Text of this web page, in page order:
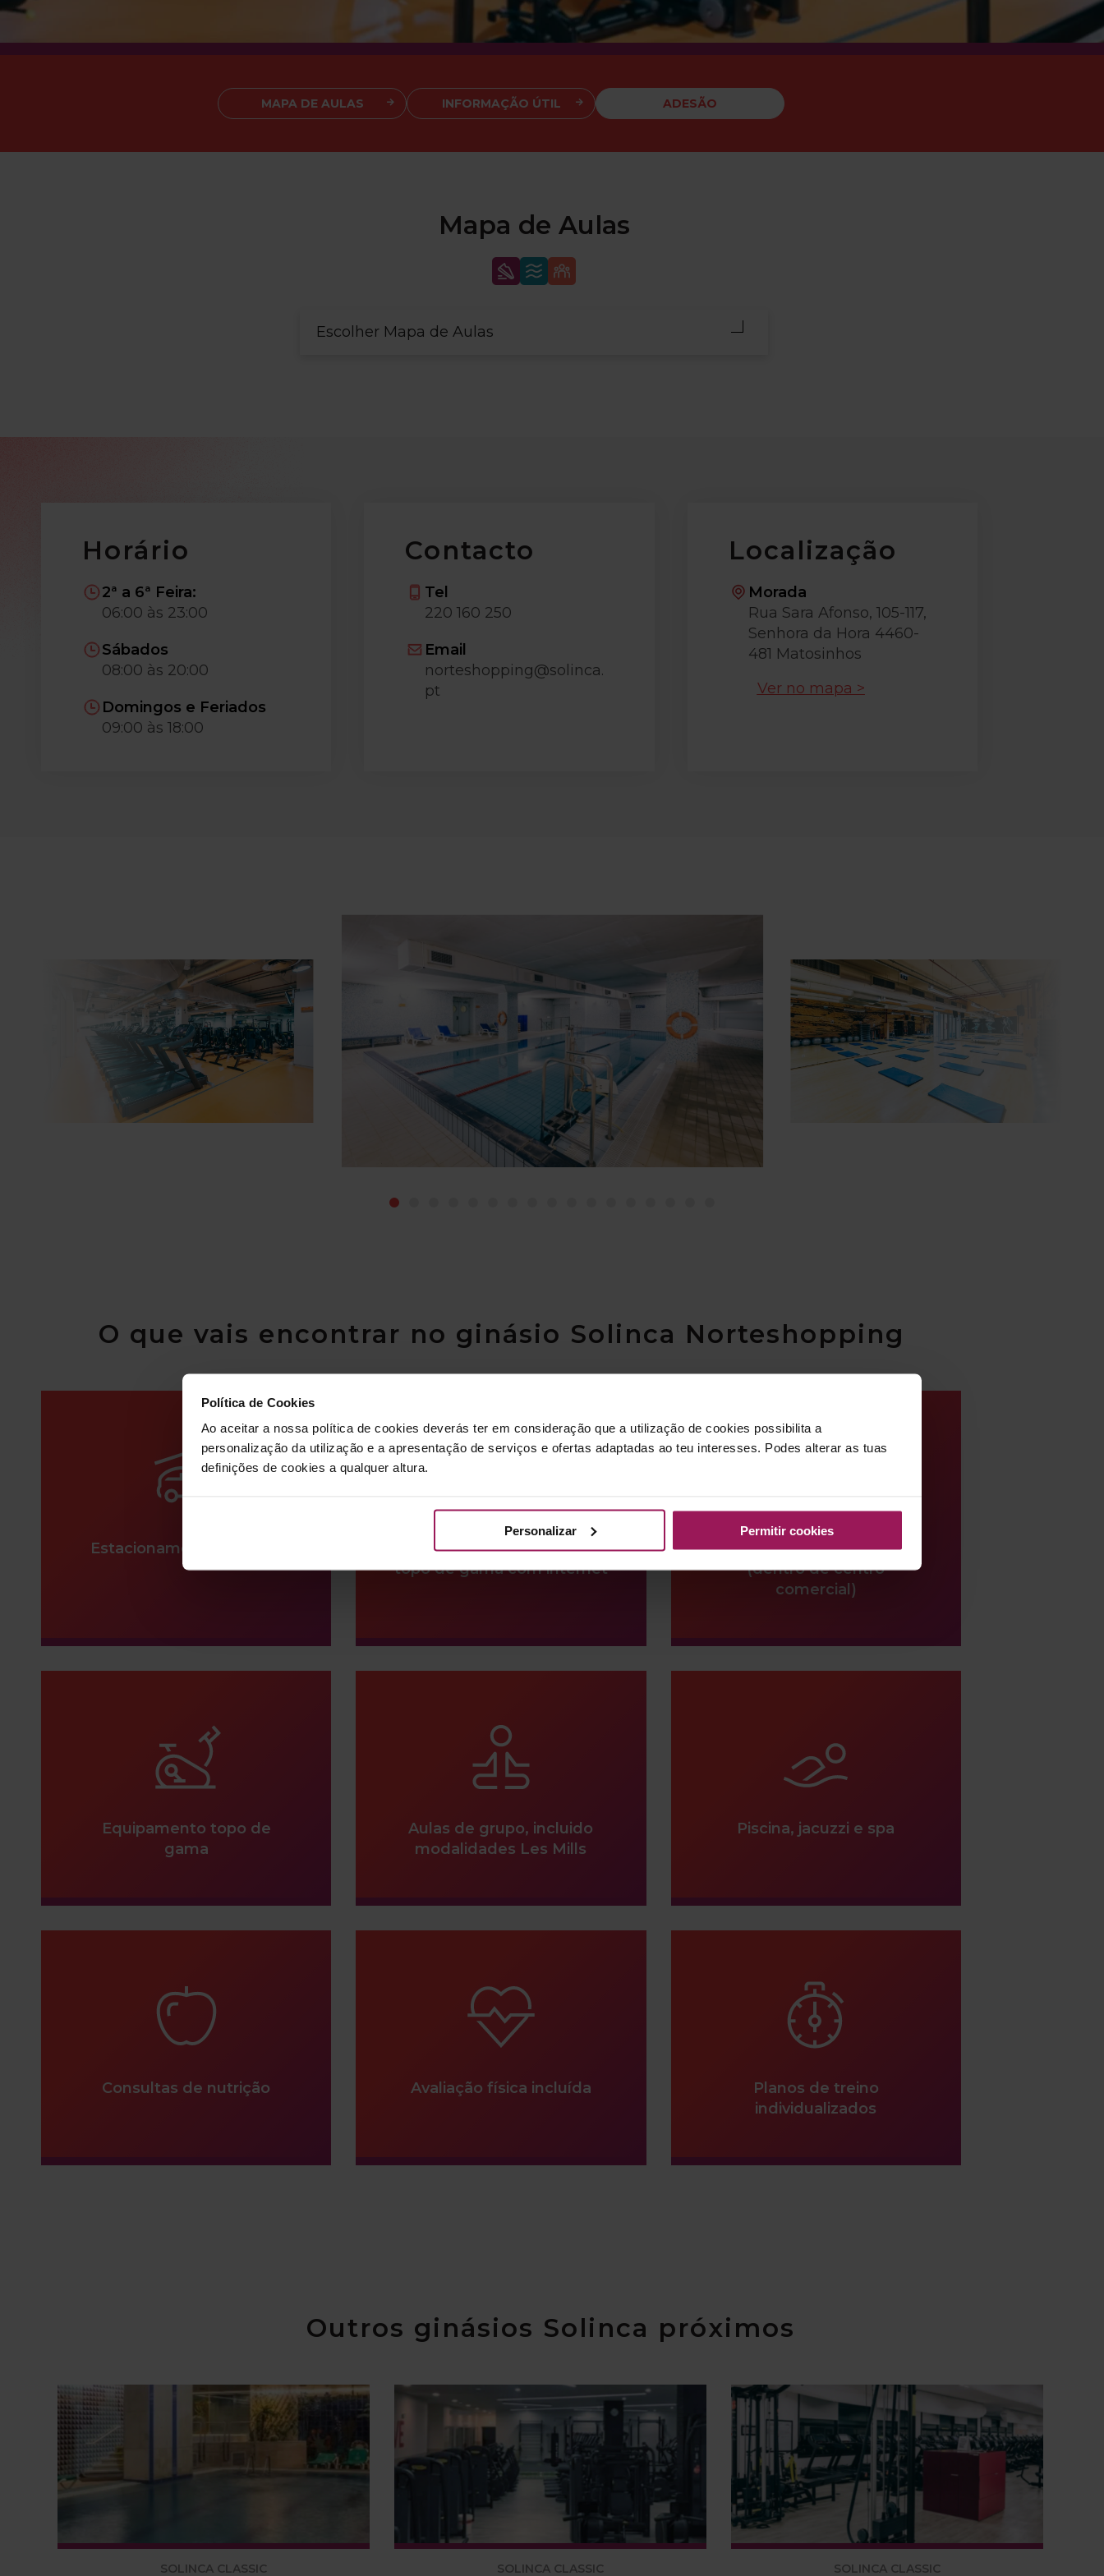
Política de Cookies
Ao aceitar a nossa política de cookies deverás ter em consideração que a utilização de cookies possibilita a
personalização da utilização e a apresentação de serviços e ofertas adaptadas ao teu interesses. Podes alterar as tuas
definições de cookies a qualquer altura.
Personalizar Permitir cookies
MAPA DE AULAS INFORMAÇÃO ÚTIL ADESÃO
Mapa de Aulas
Escolher Mapa de Aulas
Horário
2ª a 6ª Feira:
06:00 às 23:00
Sábados
08:00 às 20:00
Domingos e Feriados
09:00 às 18:00
Contacto
Tel
220 160 250
Email
norteshopping@solinca.
pt
Localização
Morada
Rua Sara Afonso, 105-117,
Senhora da Hora 4460-
481 Matosinhos
Ver no mapa >
O que vais encontrar no ginásio Solinca Norteshopping
Estacionamento gratuito
Equipamentos de cardio
topo de gama com internet
Localização privilegiada
(dentro de centro
comercial)
Equipamento topo de
gama
Aulas de grupo, incluido
modalidades Les Mills
Piscina, jacuzzi e spa
Consultas de nutrição Avaliação física incluída
Planos de treino
individualizados
Outros ginásios Solinca próximos
SOLINCA CLASSIC SOLINCA CLASSIC SOLINCA CLASSIC